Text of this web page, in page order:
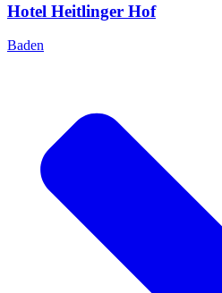
Hotel Heitlinger Hof
Baden